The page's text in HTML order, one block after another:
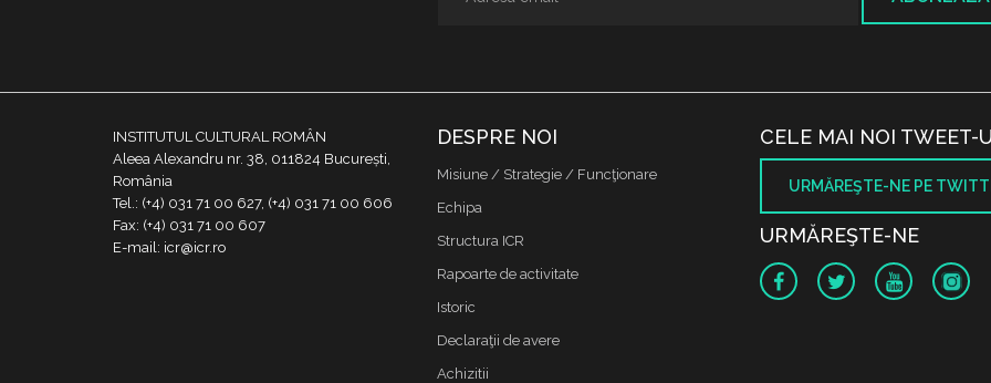
INSTITUTUL CULTURAL ROMÂN
Aleea Alexandru nr. 38, 011824 București,
România
Tel.: (+4) 031 71 00 627, (+4) 031 71 00 606
Fax: (+4) 031 71 00 607
E-mail: icr@icr.ro
DESPRE NOI
Misiune / Strategie / Funcţionare
Echipa
Structura ICR
Rapoarte de activitate
Istoric
Declaraţii de avere
Achizitii
CELE MAI NOI TWEET-
URMĂREŞTE-NE PE
URMĂREŞTE-NE